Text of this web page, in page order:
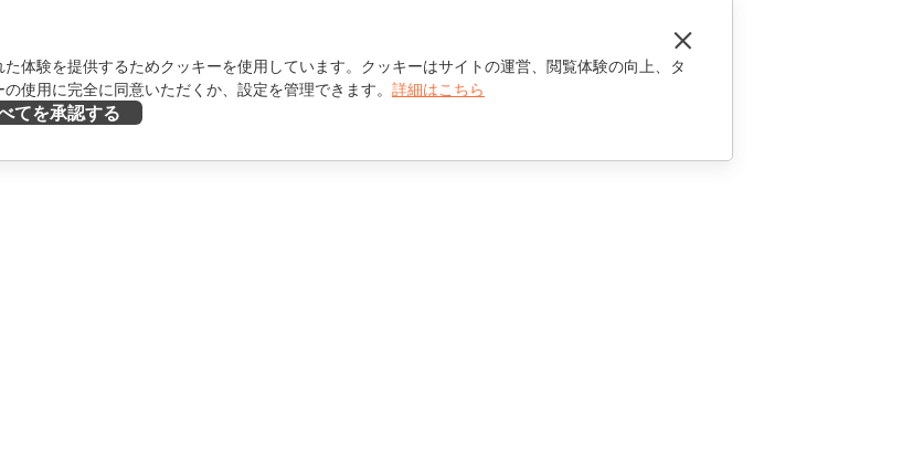
体験を提供するためクッキーを使用しています。クッキーはサイトの運営、閲覧体験の向上、タ
使用に完全に同意いただくか、設定を管理できます。 詳細はこちら
てを承認する